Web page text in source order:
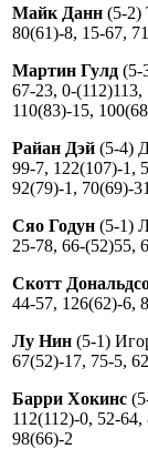
Майк Данн (5-2)
80(61)-8, 15-67,
Мартин Гулд (5-
67-23, 0-
110(83)-15,
Райан Дэй (5-4)
99-7, 122(107)-1,
92(79)-1, 70(69)-31
Сяо Годун (5-1)
25-78, 66-(52)55,
Скотт
44-57, 126(62)-6,
Лу Нин (5-1)
67(52)-17, 75-5,
Барри Хокинс
112(112)-0, 52-
98(66)-2